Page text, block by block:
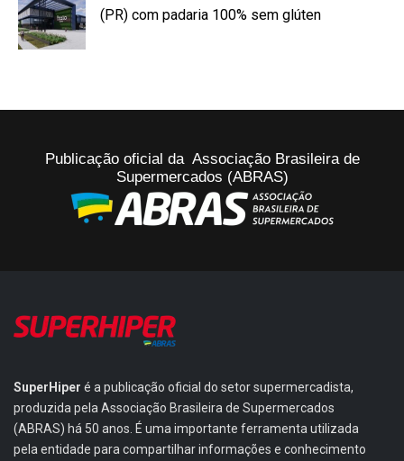
(PR) com padaria 100% sem glúten
Publicação oficial da Associação Brasileira de
Supermercados (ABRAS)
SuperHiper é a publicação oficial do setor supermercadista,
produzida pela Associação Brasileira de Supermercados
(ABRAS) há 50 anos. É uma importante ferramenta utilizada
pela entidade para compartilhar informações e conhecimento